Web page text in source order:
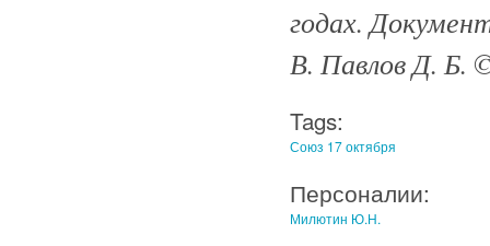
годах.
В. Павлов Д. Б.
Tags:
Союз 17 октября
Персоналии:
Милютин Ю.Н.